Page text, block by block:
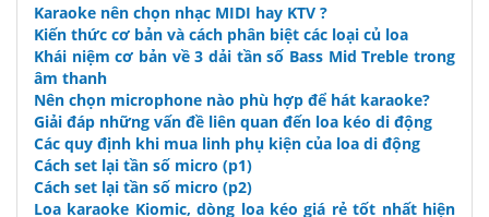
Karaoke nên chọn nhạc MIDI hay KTV ?
Kiến thức cơ bản và cách phân biệt các loại củ loa
Khái niệm cơ bản về 3 dải tần số Bass Mid Treble trong
âm thanh
Nên chọn microphone nào phù hợp để hát karaoke?
Giải đáp những vấn đề liên quan đến loa kéo di động
Các quy định khi mua linh phụ kiện của loa di động
Cách set lại tần số micro (p1)
Cách set lại tần số micro (p2)
Loa karaoke Kiomic, dòng loa kéo giá rẻ tốt nhất hiện